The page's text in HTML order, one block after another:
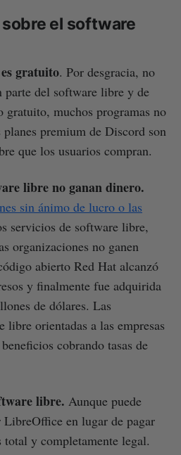
el software
gratuito. Por desgracia, no
parte del software libre y de
gratuito, muchos programas no
premium de Discord son
que los usuarios compran.
libre no ganan dinero.
sin ánimo de lucro o las
servicios de software libre,
organizaciones no ganen
abierto Red Hat alcanzó
y finalmente fue adquirida
de dólares. Las
libre orientadas a las empresas
cobrando tasas de
libre. Aunque puede
LibreOffice en lugar de pagar
y completamente legal.